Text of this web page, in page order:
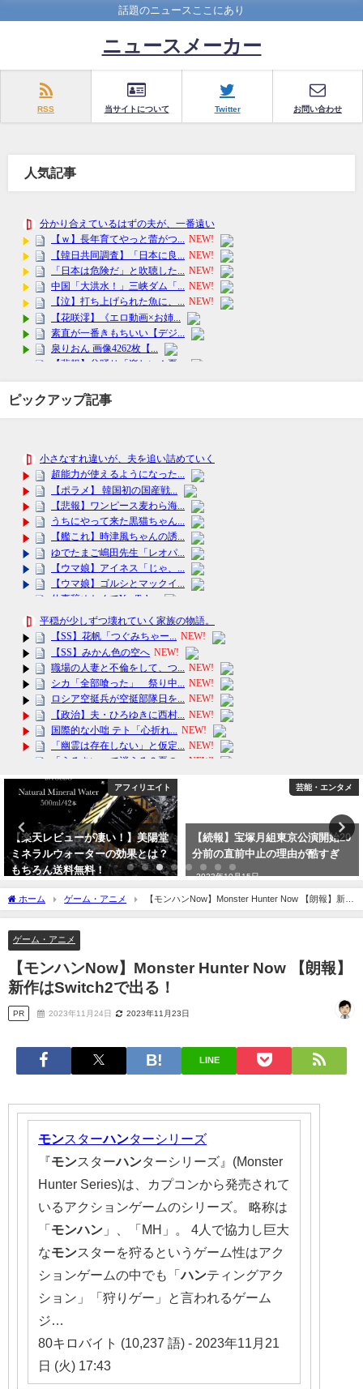
話題のニュースここにあり
ニュースメーカー
RSS 当サイトについて Twitter お問い合わせ
人気記事
ピックアップ記事
アフィリエイト
【楽天レビューが凄い！】美陽堂
ミネラルウォーターの効果とは？
もちろん送料無料！
芸能・エンタメ
【続報】宝塚月組東京公演開始20
分前の直前中止の理由が酷すぎ
2023年10月15日
ホーム ゲーム・アニメ
【モンハンNow】Monster Hunter Now 【朗報】新作
はSwitch2で出る！
ゲーム・アニメ
【モンハンNow】Monster Hunter Now 【朗報】
新作はSwitch2で出る！
PR 2023年11月24日 2023年11月23日
LINE
モンスターハンターシリーズ
『モンスターハンターシリーズ』(Monster
Hunter Series)は、カプコンから発売されて
いるアクションゲームのシリーズ。 略称は
「 モンハン 」、「MH」。 4人で協力し巨大
なモンスターを狩るというゲーム性はアク
ションゲームの中でも「 ハンティングアク
ション」「狩りゲー」と言われるゲーム
ジ…
80キロバイト (10,237 語) - 2023年11月21
日 (火) 17:43